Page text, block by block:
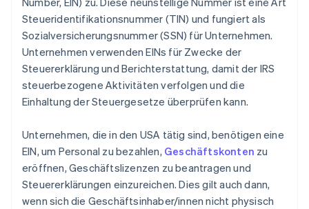
Ein Jahr Stripe Payments kostenlos, plus
Partnergutschriften und Rabatte im Wert von
50.000 USD
Steueridentifikationsnummer (TIN) und fungiert als
Sozialversicherungsnummer (SSN) für Unternehmen.
Unternehmen verwenden EINs für Zwecke der
Steuererklärung und Berichterstattung, damit der IRS
steuerbezogene Aktivitäten verfolgen und die
Einhaltung der Steuergesetze überprüfen kann.
Unternehmen, die in den USA tätig sind, benötigen eine
EIN, um Personal zu bezahlen, Geschäftskonten zu
eröffnen, Geschäftslizenzen zu beantragen und
Steuererklärungen einzureichen. Dies gilt auch dann,
wenn sich die Geschäftsinhaber/innen nicht physisch